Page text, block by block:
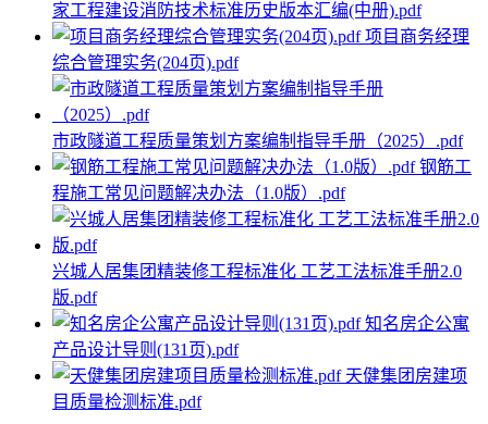
家工程建设消防技术标准历史版本汇编(中册).pdf
项目商务经理
综合管理实务(204页).pdf
市政隧道工程质量策划方案编制指导手册（2025）.pdf
钢筋工
程施工常见问题解决办法（1.0版）.pdf
兴城人居集团精装修工程标准化 工艺工法标准手册2.0
版.pdf
知名房企公寓
产品设计导则(131页).pdf
天健集团房建项
目质量检测标准.pdf